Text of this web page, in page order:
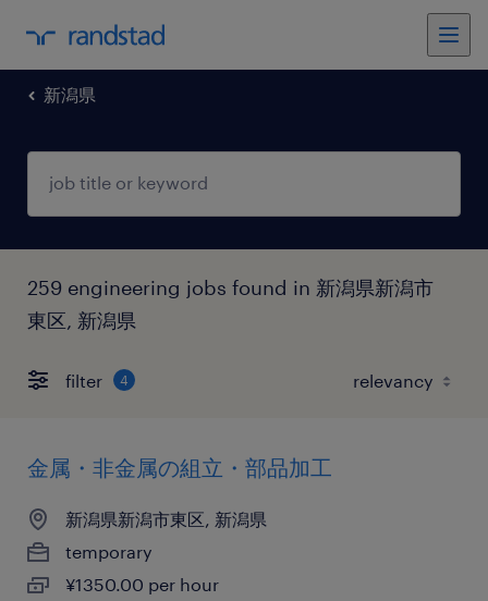
新潟県
259 engineering jobs found in 新潟県新潟市
東区, 新潟県
filter 4
金属・非金属の組立・部品加工
新潟県新潟市東区, 新潟県
temporary
¥1350.00 per hour